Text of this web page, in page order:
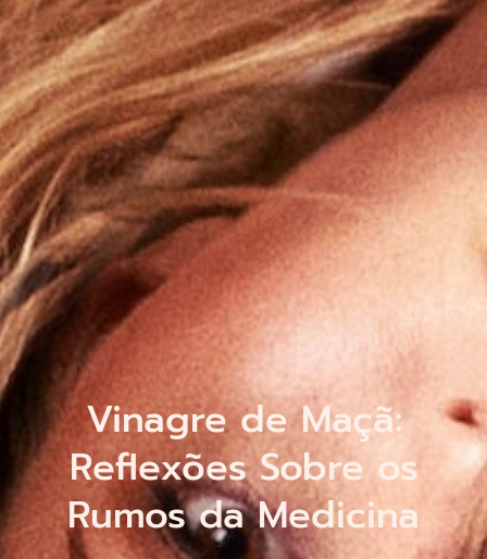
Vinagre de Maçã:
Reflexões Sobre os
Rumos da Medicina